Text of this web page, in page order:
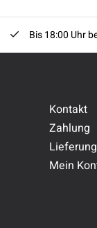
Bis 18:00 Uhr
Kontakt
Zahlung
Mein